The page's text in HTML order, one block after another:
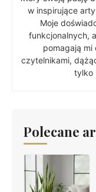
w inspirujące
Moje
funkcjonalnych,
pomagają mi
czytelnikami,
tylko
Polecane